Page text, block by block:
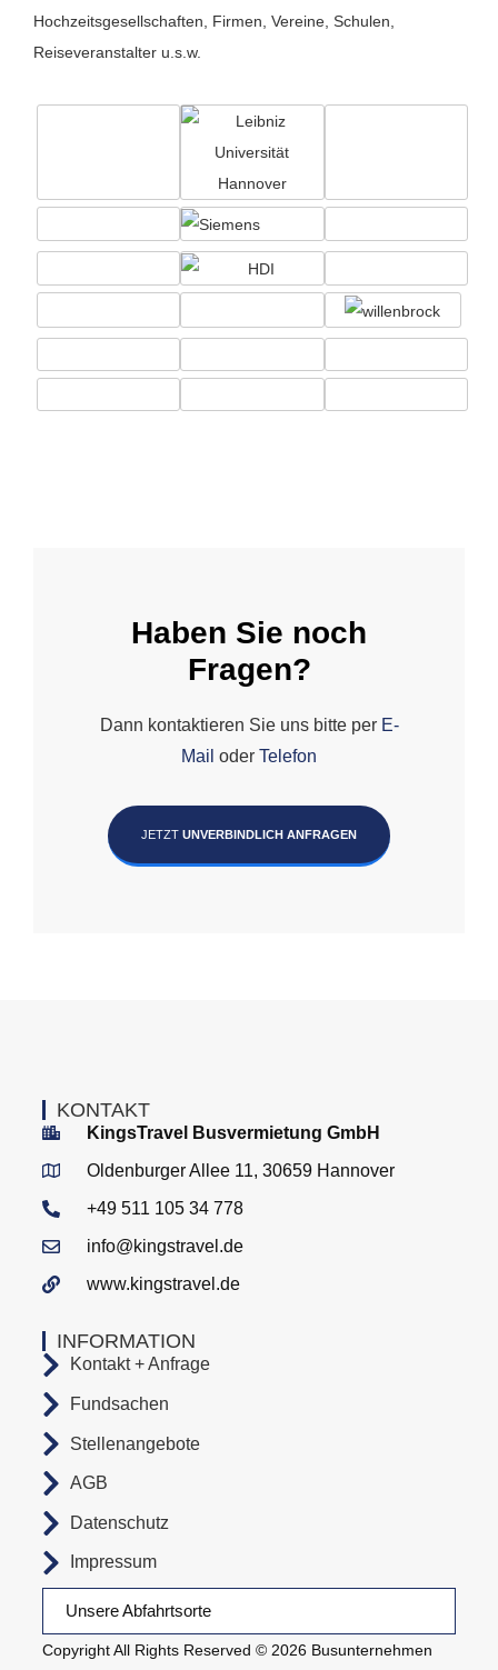
Hochzeitsgesellschaften, Firmen, Vereine, Schulen,
Reiseveranstalter u.s.w.
Haben Sie noch
Fragen?
Dann kontaktieren Sie uns bitte per E-
Mail oder Telefon
JETZT UNVERBINDLICH ANFRAGEN
Copyright All Rights Reserved © 2026 Busunternehmen
Unsere Abfahrtsorte
INFORMATION
Kontakt + Anfrage
Fundsachen
Stellenangebote
AGB
Datenschutz
Impressum
KONTAKT
KingsTravel Busvermietung GmbH
Oldenburger Allee 11, 30659 Hannover
+49 511 105 34 778
info@kingstravel.de
www.kingstravel.de